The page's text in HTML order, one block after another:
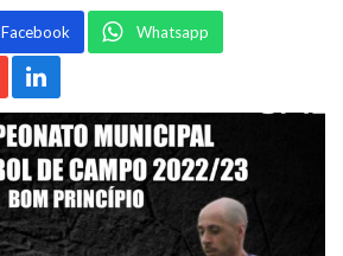
Facebook Whatsapp